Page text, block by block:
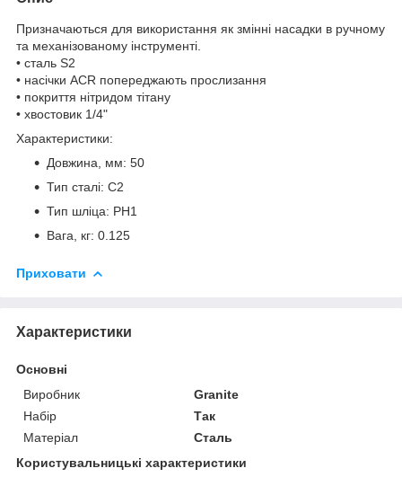
Призначаються для використання як змінні насадки в ручному
та механізованому інструменті.
• сталь S2
• насічки ACR попереджають прослизання
• покриття нітридом тітану
• хвостовик 1/4"
Характеристики:
Довжина, мм: 50
Тип сталі: С2
Тип шліца: PH1
Вага, кг: 0.125
Приховати
Характеристики
Основні
Виробник
Granite
Набір
Так
Матеріал
Сталь
Користувальницькі характеристики